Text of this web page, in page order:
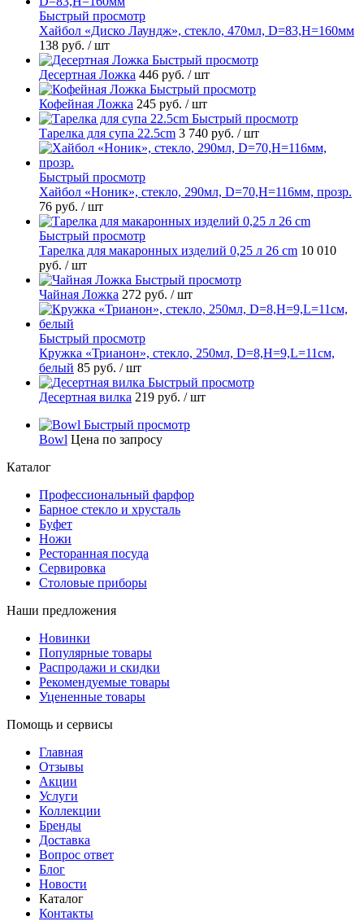
Быстрый просмотр
Хайбол «Диско Лаундж», стекло, 470мл, D=83,H=160мм
138 руб. / шт
Быстрый просмотр
Десертная Ложка 446 руб. / шт
Быстрый просмотр
Кофейная Ложка 245 руб. / шт
Быстрый просмотр
Тарелка для супа 22.5cm 3 740 руб. / шт
Быстрый просмотр
Хайбол «Ноник», стекло, 290мл, D=70,H=116мм, прозр.
76 руб. / шт
Быстрый просмотр
Тарелка для макаронных изделий 0,25 л 26 cm 10 010
руб. / шт
Быстрый просмотр
Чайная Ложка 272 руб. / шт
Быстрый просмотр
Кружка «Трианон», стекло, 250мл, D=8,H=9,L=11см,
белый 85 руб. / шт
Быстрый просмотр
Десертная вилка 219 руб. / шт
Быстрый просмотр
Bowl Цена по запросу
Каталог
Профессиональный фарфор
Барное стекло и хрусталь
Буфет
Ножи
Ресторанная посуда
Сервировка
Столовые приборы
Наши предложения
Новинки
Популярные товары
Распродажи и скидки
Рекомендуемые товары
Уцененные товары
Помощь и сервисы
Главная
Отзывы
Акции
Услуги
Коллекции
Бренды
Доставка
Вопрос ответ
Блог
Новости
Каталог
Контакты